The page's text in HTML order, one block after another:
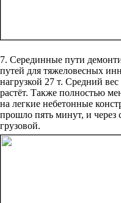
7. Серединные пути
путей для тяжеловесных
нагрузкой 27 т. Средний
растёт. Также полностью
на легкие небетонные
прошло пять минут, и
грузовой.